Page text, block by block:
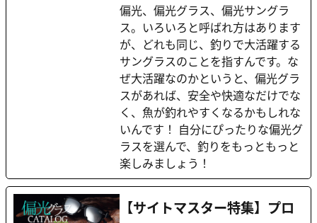
偏光、偏光グラス、偏光サングラ
ス。いろいろと呼ばれ方はあります
が、どれも同じ、釣りで大活躍する
サングラスのことを指すんです。な
ぜ大活躍なのかというと、偏光グラ
スがあれば、安全や快適なだけでな
く、魚が釣れやすくなるかもしれな
いんです！ 自分にぴったりな偏光グ
ラスを選んで、釣りをもっともっと
楽しみましょう！
【サイトマスター特集】プロ